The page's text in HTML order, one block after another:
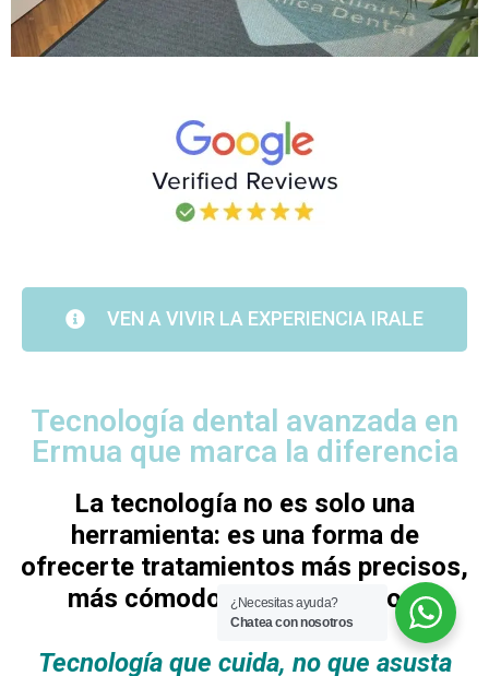
VEN A VIVIR LA EXPERIENCIA IRALE
Tecnología dental avanzada en
Ermua que marca la diferencia
La tecnología no es solo una
herramienta: es una forma de
ofrecerte tratamientos más precisos,
más cómodos y más seguros.
Tecnología que cuida, no que asusta
¿Necesitas ayuda?
Chatea con nosotros